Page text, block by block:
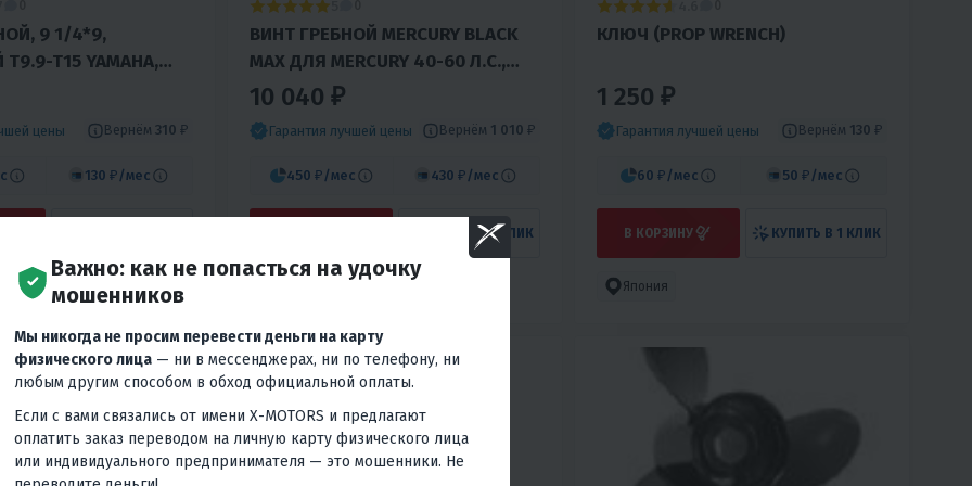
9 1/4*9,
YAMAHA,
MIKATSU
цены Вернём 310 ₽
130 ₽ /мес
ВИНТ ГРЕБНОЙ MERCURY BLACK
MAX ДЛЯ MERCURY 40-60 Л.С.,
3X10-3/4X12 (ОРИГИНАЛ)
10 040 ₽
Гарантия лучшей цены Вернём 1 010 ₽
450 ₽ /мес 430 ₽ /мес
КУПИТЬ В 1 КЛИК
КЛЮЧ (PROP WRENCH)
1 250 ₽
Гарантия лучшей цены Вернём 130 ₽
60 ₽ /мес 50 ₽ /мес
В КОРЗИНУ КУПИТЬ В 1 КЛИК
Япония
Важно: как не попасться на удочку
мошенников
Мы никогда не просим перевести деньги на карту
физического лица — ни в мессенджерах, ни по телефону, ни
любым другим способом в обход официальной оплаты.
Если с вами связались от имени X-MOTORS и предлагают
оплатить заказ переводом на личную карту физического лица
или индивидуального предпринимателя — это мошенники. Не